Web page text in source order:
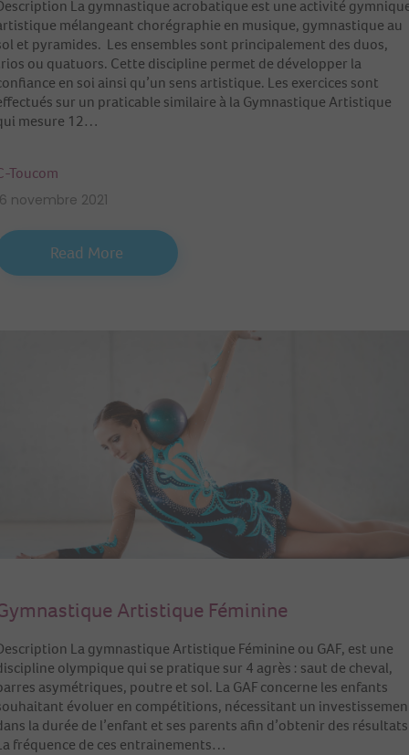
La gymnastique acrobatique est une activité
mélangeant chorégraphie en musique, gymnastique au
et pyramides. Les ensembles sont principalement des duos,
ou quatuors. Cette discipline permet de développer la
en soi ainsi qu’un sens artistique. Les exercices sont
sur un praticable similaire à la Gymnastique Artistique
mesure 12…
Toucom
novembre 2021
Read More
Artistique Féminine
La gymnastique Artistique Féminine ou GAF, est une
olympique qui se pratique sur 4 agrès : saut de cheval,
asymétriques, poutre et sol. La GAF concerne les enfants
évoluer en compétitions, nécessitant un
la durée de l’enfant et ses parents afin d’obtenir des résultats
fréquence de ces entrainements…